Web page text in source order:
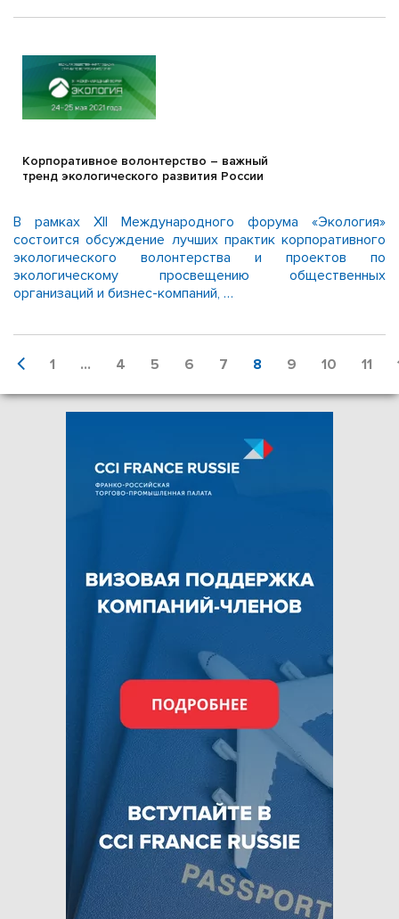
Корпоративное волонтерство – важный
тренд экологического развития России
В рамках XII Международного форума «Экология»
состоится обсуждение лучших практик корпоративного
экологического волонтерства и проектов по
экологическому просвещению общественных
организаций и бизнес-компаний, …
1 ... 4 5 6 7 8 9 10 11